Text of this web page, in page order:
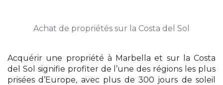
Achat de propriétés sur la Costa del Sol
Acquérir une propriété à Marbella et sur la Costa
del Sol signifie profiter de l’une des régions les plus
prisées d’Europe, avec plus de 300 jours de soleil